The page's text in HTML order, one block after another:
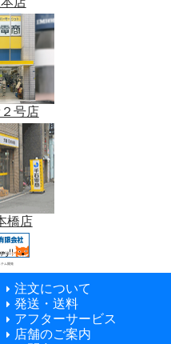
号店
橋店
テム開発
注文について
発送・送料
アフターサービス
店舗のご案内